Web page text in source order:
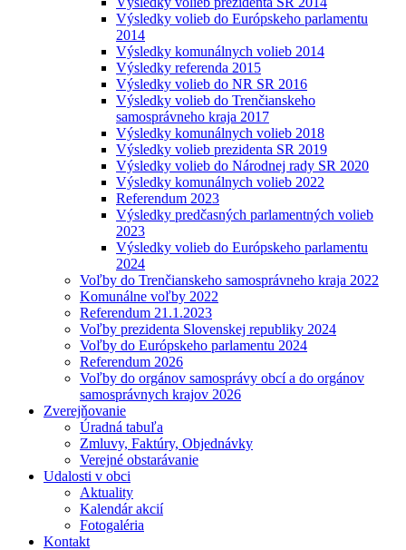
Výsledky volieb do Európskeho parlamentu
2014
Výsledky komunálnych volieb 2014
Výsledky referenda 2015
Výsledky volieb do NR SR 2016
Výsledky volieb do Trenčianskeho
samosprávneho kraja 2017
Výsledky komunálnych volieb 2018
Výsledky volieb prezidenta SR 2019
Výsledky volieb do Národnej rady SR 2020
Výsledky komunálnych volieb 2022
Referendum 2023
Výsledky predčasných parlamentných volieb
2023
Výsledky volieb do Európskeho parlamentu
2024
Voľby do Trenčianskeho samosprávneho kraja 2022
Komunálne voľby 2022
Referendum 21.1.2023
Voľby prezidenta Slovenskej republiky 2024
Voľby do Európskeho parlamentu 2024
Referendum 2026
Voľby do orgánov samosprávy obcí a do orgánov
samosprávnych krajov 2026
Zverejňovanie
Úradná tabuľa
Zmluvy, Faktúry, Objednávky
Verejné obstarávanie
Udalosti v obci
Aktuality
Kalendár akcií
Fotogaléria
Kontakt